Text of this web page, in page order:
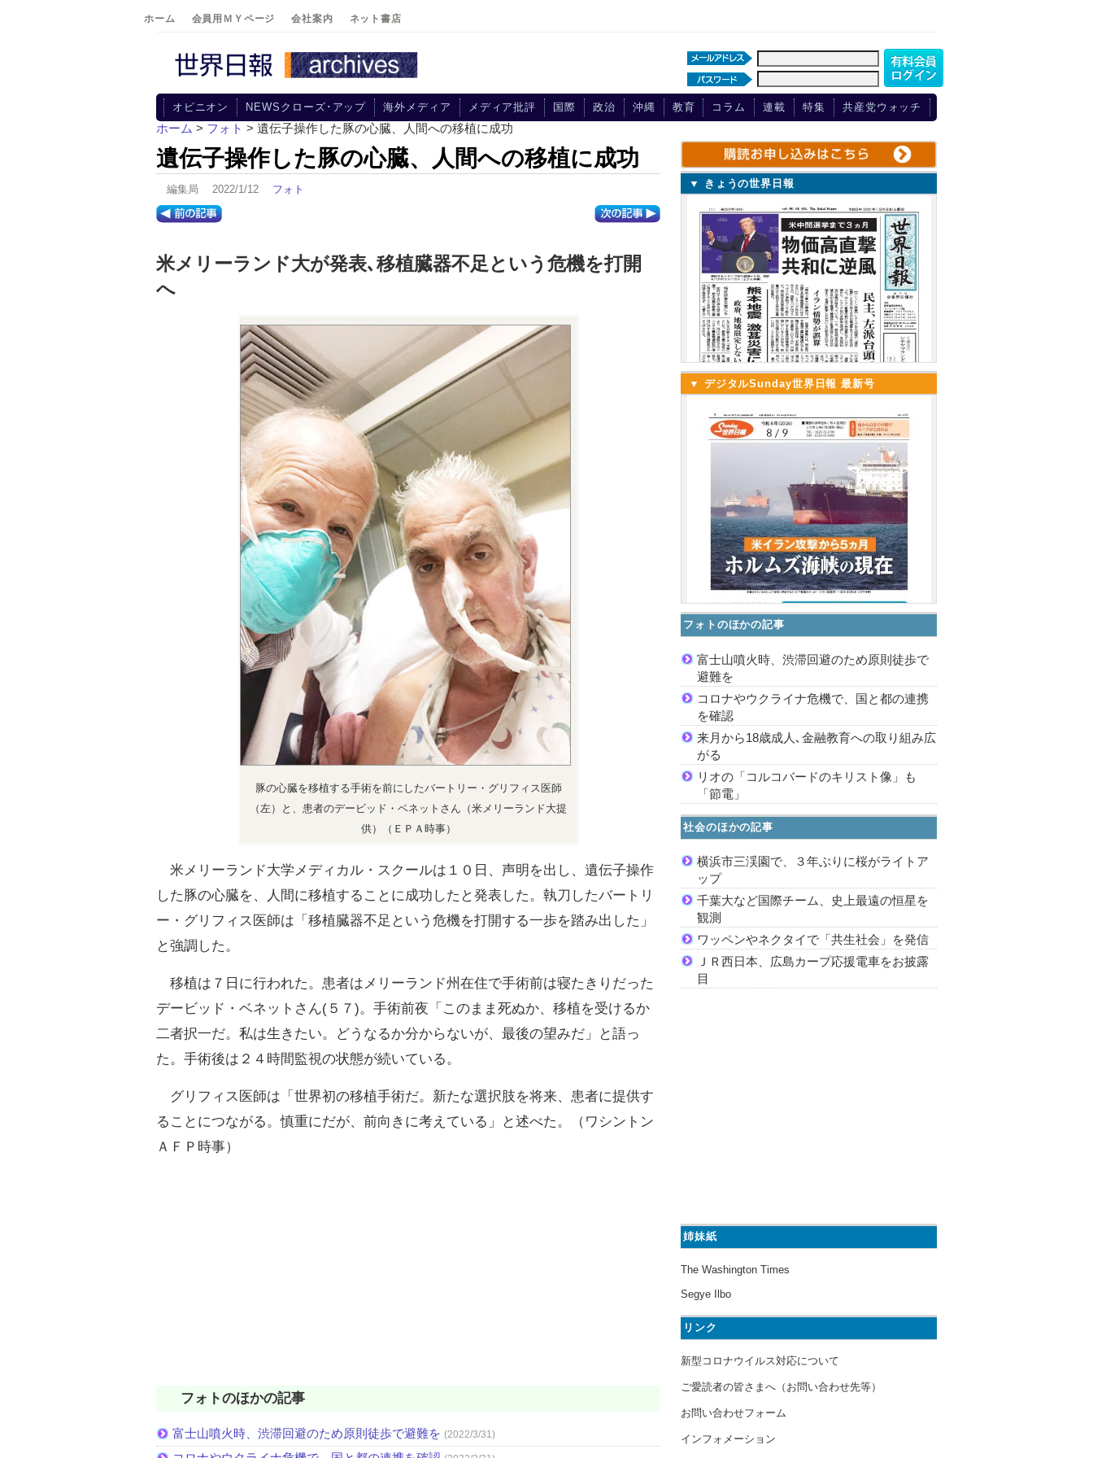
ホーム 会員用ＭＹページ 会社案内 ネット書店
オピニオン NEWSクローズ･アップ 海外メディア メディア批評 国際 政治 沖縄 教育 コラム 連載 特集 共産党ウォッチ
ホーム > フォト > 遺伝子操作した豚の心臓、人間への移植に成功
遺伝子操作した豚の心臓、人間への移植に成功
編集局 2022/1/12 フォト
米メリーランド大が発表､移植臓器不足という危機を打開
へ
豚の心臓を移植する手術を前にしたバートリー・グリフィス医師
（左）と、患者のデービッド・ベネットさん（米メリーランド大提
供）（ＥＰＡ時事）
米メリーランド大学メディカル・スクールは１０日、声明を出し、遺伝子操作
した豚の心臓を、人間に移植することに成功したと発表した。執刀したバートリ
ー・グリフィス医師は「移植臓器不足という危機を打開する一歩を踏み出した」
と強調した。
移植は７日に行われた。患者はメリーランド州在住で手術前は寝たきりだった
デービッド・ベネットさん(５７)。手術前夜「このまま死ぬか、移植を受けるか
二者択一だ。私は生きたい。どうなるか分からないが、最後の望みだ」と語っ
た。手術後は２４時間監視の状態が続いている。
グリフィス医師は「世界初の移植手術だ。新たな選択肢を将来、患者に提供す
ることにつながる。慎重にだが、前向きに考えている」と述べた。（ワシントン
ＡＦＰ時事）
フォトのほかの記事
富士山噴火時、渋滞回避のため原則徒歩で避難を (2022/3/31)
▼ きょうの世界日報
▼ デジタルSunday世界日報 最新号
フォトのほかの記事
富士山噴火時、渋滞回避のため原則徒歩で
避難を
コロナやウクライナ危機で、国と都の連携
を確認
来月から18歳成人､金融教育への取り組み広
がる
リオの「コルコバードのキリスト像」も
「節電」
社会のほかの記事
横浜市三渓園で、３年ぶりに桜がライトア
ップ
千葉大など国際チーム、史上最遠の恒星を
観測
ワッペンやネクタイで「共生社会」を発信
ＪＲ西日本、広島カープ応援電車をお披露
目
姉妹紙
The Washington Times
Segye Ilbo
リンク
新型コロナウイルス対応について
ご愛読者の皆さまへ（お問い合わせ先等）
お問い合わせフォーム
インフォメーション